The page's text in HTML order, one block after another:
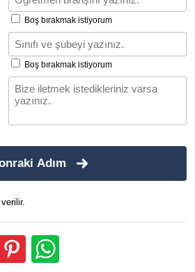
Boş bırakmak istiyorum
Boş bırakmak istiyorum
Adım